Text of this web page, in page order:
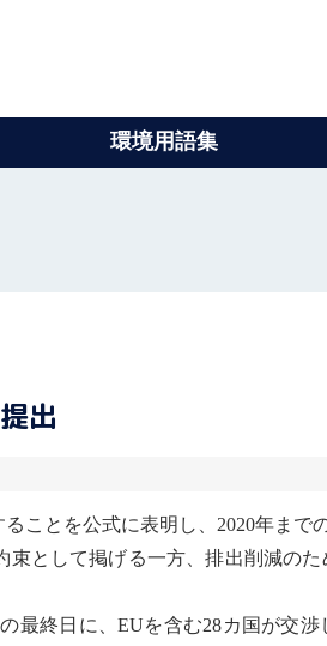
環境用語集
出
ことを公式に表明し、2020年まで
として掲げる一方、排出削減の
最終日に、EUを含む28カ国が交